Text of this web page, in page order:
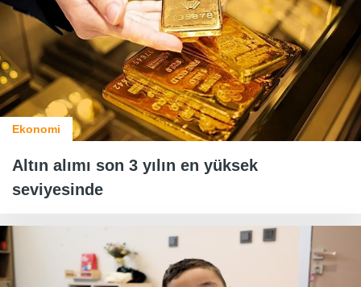
Ekonomi
Altın alımı son 3 yılın en yüksek
seviyesinde